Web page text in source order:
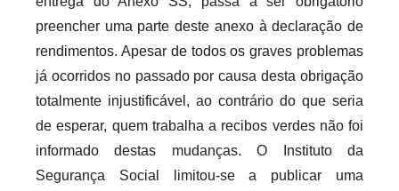
e
x
i
v
preencher uma parte deste anexo à declaração de
rendimentos. Apesar de todos os graves problemas
já ocorridos no passado por causa desta obrigação
totalmente injustificável, ao contrário do que seria
de esperar, quem trabalha a recibos verdes não foi
informado destas mudanças. O Instituto da
Segurança Social limitou-se a publicar uma